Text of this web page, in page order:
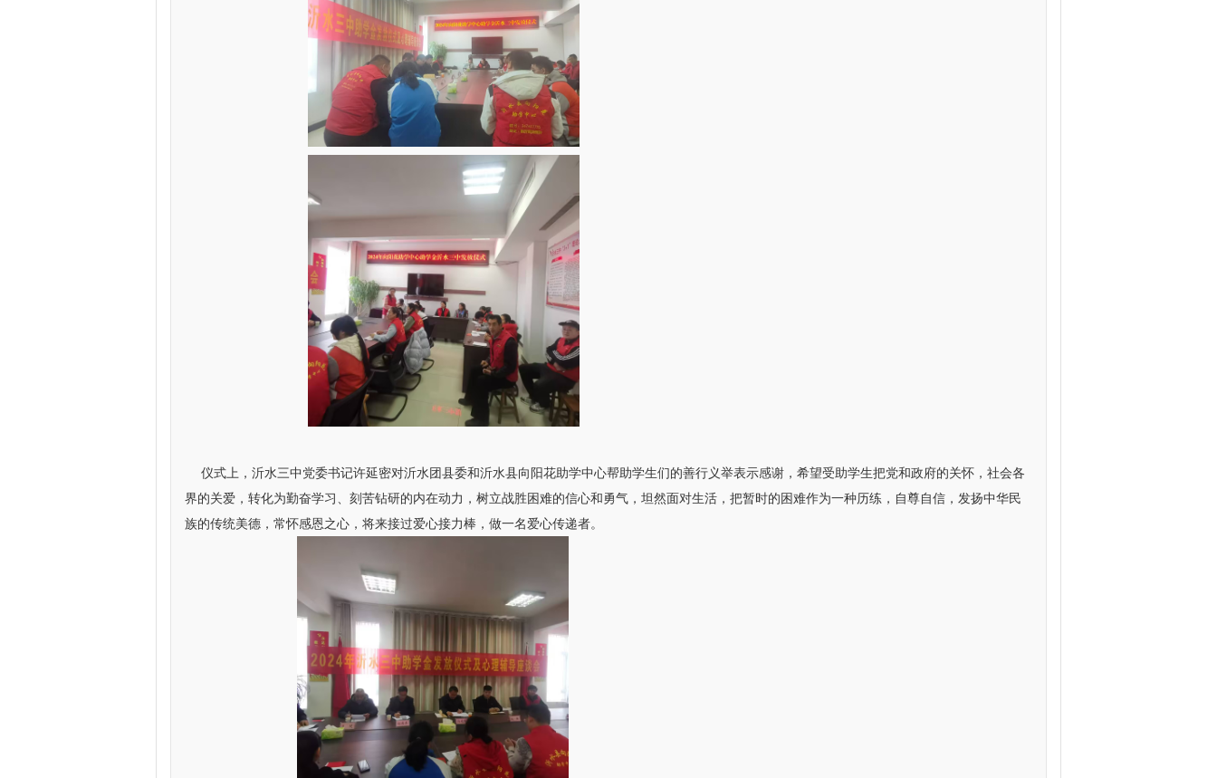
仪式上，沂水三中党委书记许延密对沂水团县委和沂水县向阳花助学中心帮助学生们的善行义举表示感谢，希望受助学生把党和政府的关怀，社会各
界的关爱，转化为勤奋学习、刻苦钻研的内在动力，树立战胜困难的信心和勇气，坦然面对生活，把暂时的困难作为一种历练，自尊自信，发扬中华民
族的传统美德，常怀感恩之心，将来接过爱心接力棒，做一名爱心传递者。